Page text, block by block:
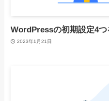
WordPressの初期設定4つ
2023年1月21日